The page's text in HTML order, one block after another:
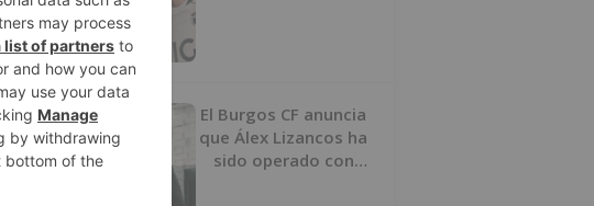
3
El Burgos CF anuncia
que Álex Lizancos ha
sido operado con